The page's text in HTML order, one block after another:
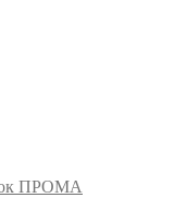
ПРОМА